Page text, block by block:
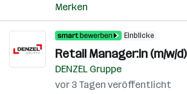
Merken
Einblicke
Retail Manager:in (m/w/d)
DENZEL Gruppe
vor 3 Tagen veröffentlicht